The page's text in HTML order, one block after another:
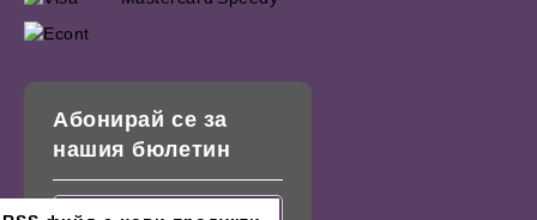
Абонирай се за
нашия бюлетин